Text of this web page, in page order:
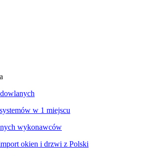
w 1 miejscu
wykonawców
okien i drzwi z Polski